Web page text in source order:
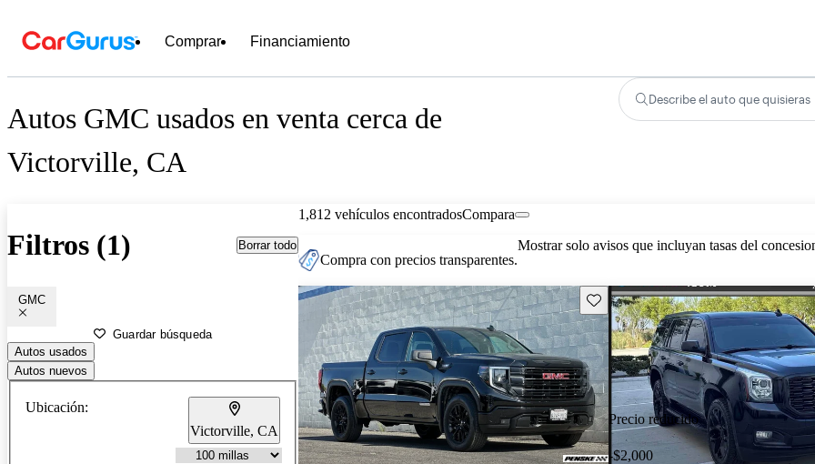
Comprar Financiamiento
Autos GMC usados en venta cerca de
Victorville, CA
Describe el auto que quisieras
Filtros (1) Borrar todo
GMC
Guardar búsqueda
Autos usados
Autos nuevos
Ubicación:
Victorville, CA
1,812 vehículos encontradosCompara
Compra con precios transparentes.
Mostrar solo avisos que incluyan tasas del
Guarda este Aviso
Precio reducido
-$2,000